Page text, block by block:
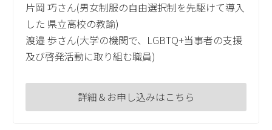
片岡 巧さん(男女制服の自由選択制を先駆けて導入
した 県立高校の教諭)
渡邉 歩さん(大学の機関で、LGBTQ+当事者の支援
及び啓発活動に取り組む職員)
詳細＆お申し込みはこちら